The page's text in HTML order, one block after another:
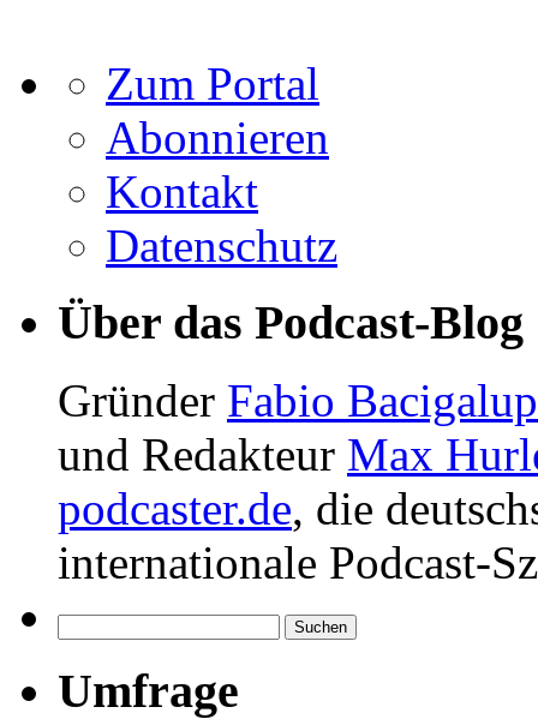
Zum Portal
Abonnieren
Kontakt
Datenschutz
Über das Podcast-Blog
Gründer Fabio
und Redakteur Max
podcaster.de, die
internationale Podcast-
nach:
Umfrage